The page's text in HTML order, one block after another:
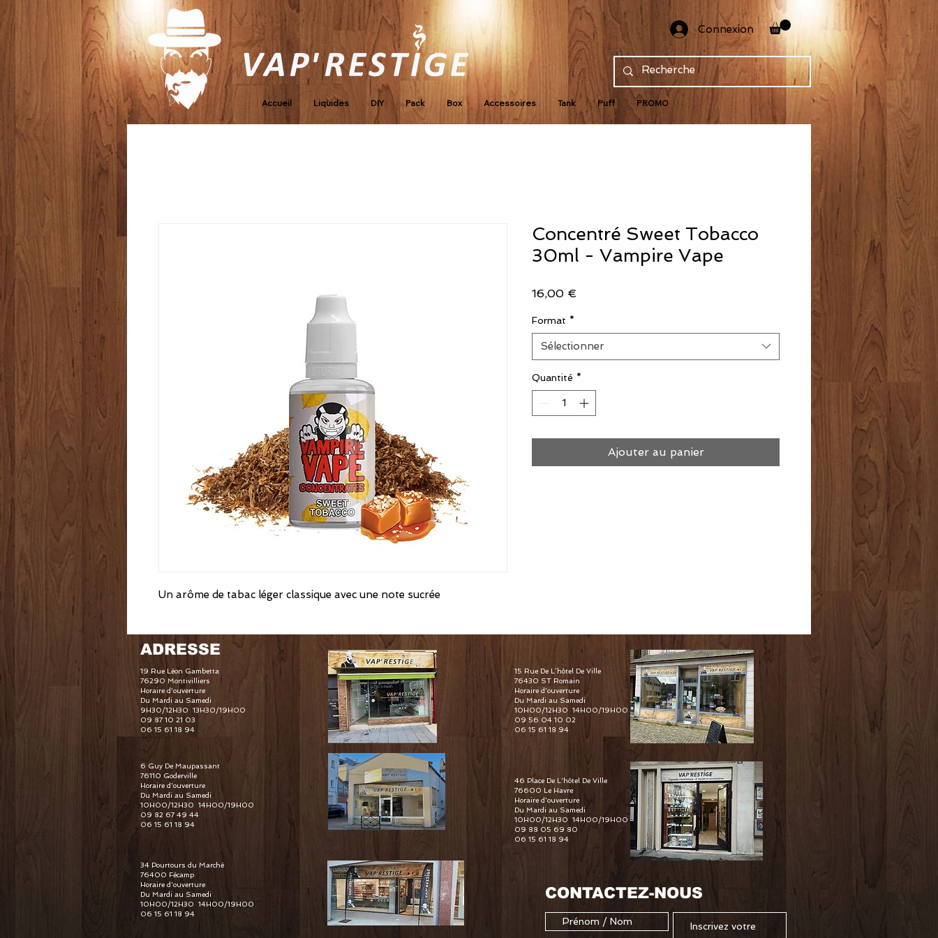
Accueil Liquides DIY Pack Box Accessoires Tank Puff PROMO
Connexion
Un arôme de tabac léger classique avec une note sucrée
Concentré Sweet Tobacco
30ml - Vampire Vape
16,00 €
Format *
Sélectionner
Quantité *
Ajouter au panier
ADRESSE
19 Rue Léon Gambetta
76290 Montivilliers
Horaire d'ouverture
Du Mardi au Samedi
9H30/12H30 13H30/19H00
09 87 10 21 03
06 15 61 18 94
15 Rue De L’hôtel De Ville
76430 ST Romain
Horaire d'ouverture
Du Mardi au Samedi
10H00/12H30 14H00/19H00
09 56 04 10 02
06 15 61 18 94
6 Guy De Maupassant
76110 Goderville
Horaire d'ouverture
Du Mardi au Samedi
10H00/12H30 14H00/19H00
09 82 67 49 44
06 15 61 18 94
46 Place De L'hôtel De Ville
76600 Le Havre
Horaire d'ouverture
Du Mardi au Samedi
10H00/12H30 14H00/19H00
09 88 05 69 80
06 15 61 18 94
34 Pourtours du Marché
76400 Fécamp
Horaire d'ouverture
Du Mardi au Samedi
10H00/12H30 14H00/19H00
06 15 61 18 94
CONTACTEZ-NOUS